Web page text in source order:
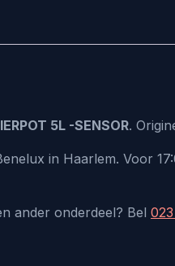
5L -SENSOR.
in Haarlem. Voor
ander onderdeel? Bel